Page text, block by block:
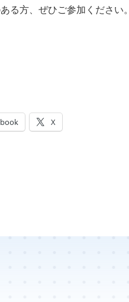
る方、ぜひご参加ください。
X